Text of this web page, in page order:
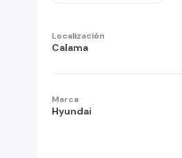
Localización
Calama
Marca
Hyundai